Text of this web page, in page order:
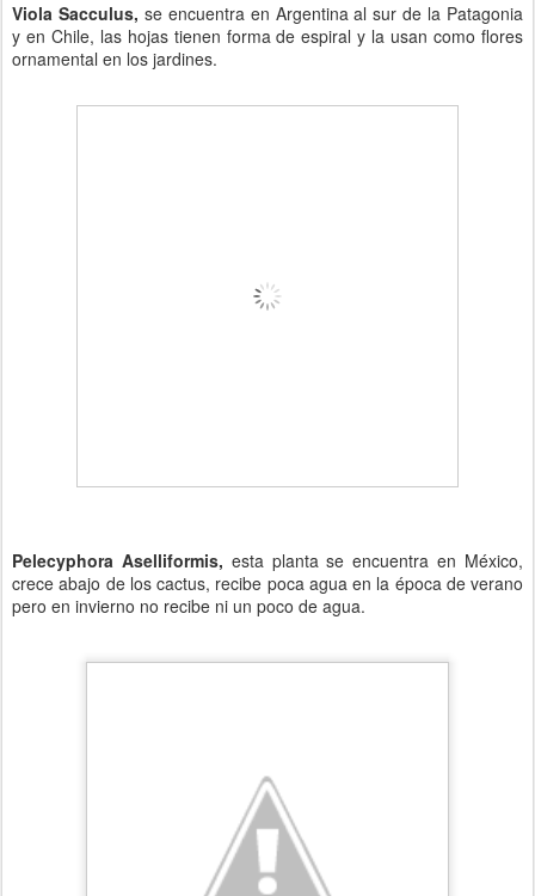
Viola Sacculus, se encuentra en Argentina al sur de la Patagonia
y en Chile, las hojas tienen forma de espiral y la usan como flores
ornamental en los jardines.
Pelecyphora Aselliformis, esta planta se encuentra en México,
crece abajo de los cactus, recibe poca agua en la época de verano
pero en invierno no recibe ni un poco de agua.